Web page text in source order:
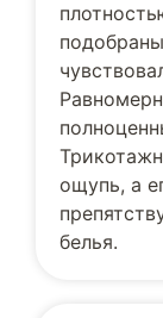
ощупь, а
белья.